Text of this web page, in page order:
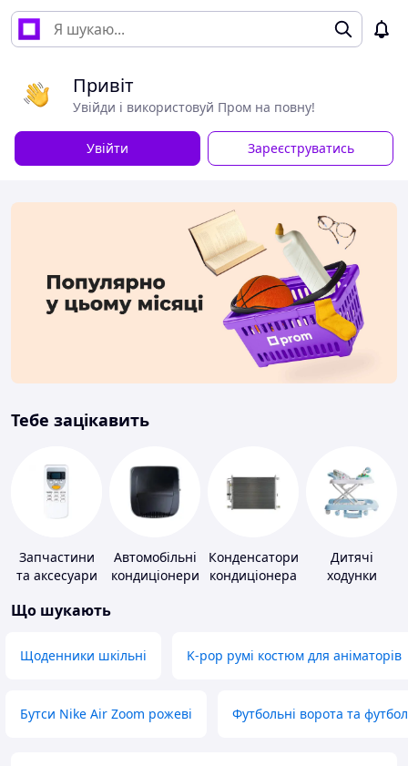
Привіт
Увійди і використовуй Пром на повну!
Увійти Зареєструватись
Тебе зацікавить
Запчастини
та аксесуари
кондиціонерів
Автомобільні
кондиціонери
Конденсатори
кондиціонера
Дитячі
ходунки
Що шукають
Щоденники шкільні K-pop румі костюм для аніматорів
Бутси Nike Air Zoom рожеві Футбольні ворота та